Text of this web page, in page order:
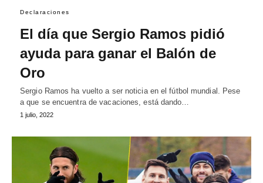
Declaraciones
El día que Sergio Ramos pidió
ayuda para ganar el Balón de
Oro
Sergio Ramos ha vuelto a ser noticia en el fútbol mundial. Pese
a que se encuentra de vacaciones, está dando…
1 julio, 2022